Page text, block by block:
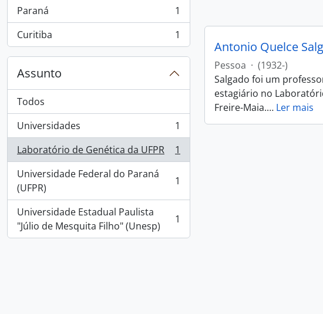
Paraná
, 1 resultados
1
Curitiba
, 1 resultados 1
Assunto
Todos
Universidades
, 1 resultados
1
Laboratório de Genética da UFPR
, 1 resultados
1
Universidade Federal do Paraná
(UFPR)
, 1 resultados 1
Universidade Estadual Paulista
"Júlio de Mesquita Filho" (Unesp)
, 1 resultados 1
Antonio Quelce
Pessoa · (1932-)
Salgado foi um
estagiário no
Freire-Maia.… Ler mais